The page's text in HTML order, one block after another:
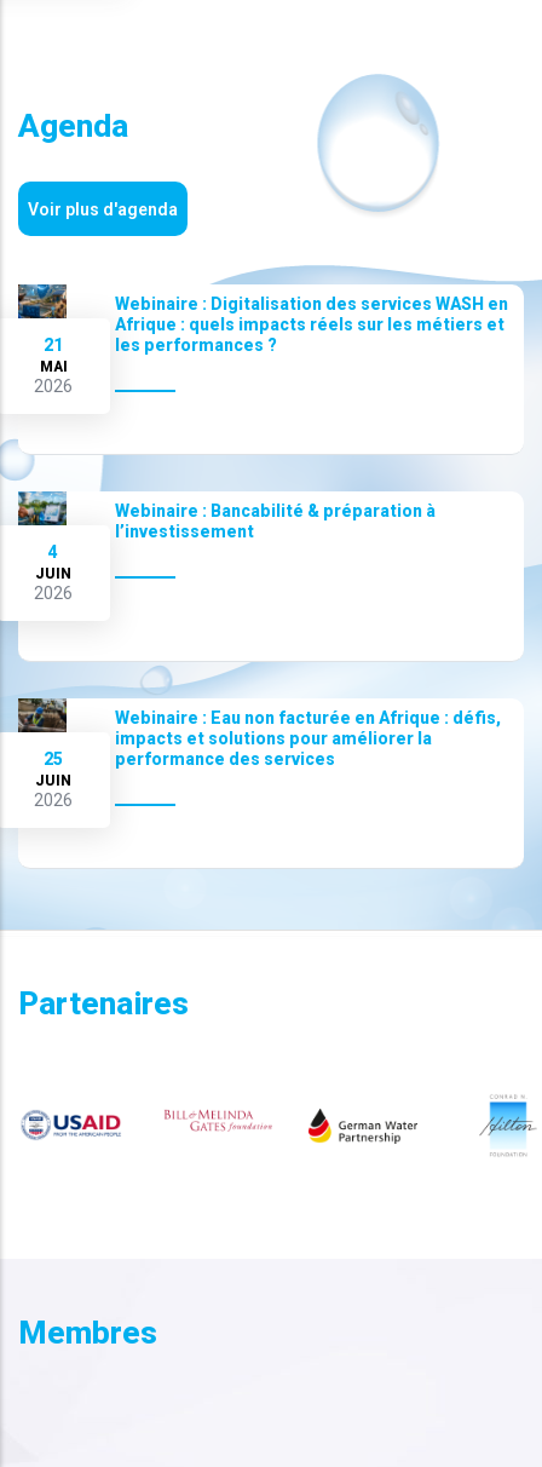
Agenda
Voir plus d'agenda
21
MAI
2026
Webinaire : Digitalisation des services WASH en
Afrique : quels impacts réels sur les métiers et
les performances ?
4
JUIN
2026
Webinaire : Bancabilité & préparation à
l’investissement
25
JUIN
2026
Webinaire : Eau non facturée en Afrique : défis,
impacts et solutions pour améliorer la
performance des services
Partenaires
Membres